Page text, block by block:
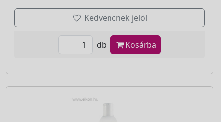
Kedvencnek jelöl
db Kosárba